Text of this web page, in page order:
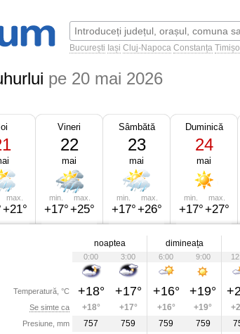
București Iași Cluj-Napoca Constanța
pe 20 mai 2026
max.
+21°
Vineri
22
mai
min.
+17°
max.
+25°
Sâmbătă
23
mai
min.
+17°
max.
+26°
Duminică
24
mai
min.
+17°
max.
+27°
Temperatură, °C
Se simte ca
Presiune, mm
noaptea dimineața
0:00 3:00 6:00 9:00
+18° +17° +16° +19°
+18° +17° +16° +19°
757
759 759 759